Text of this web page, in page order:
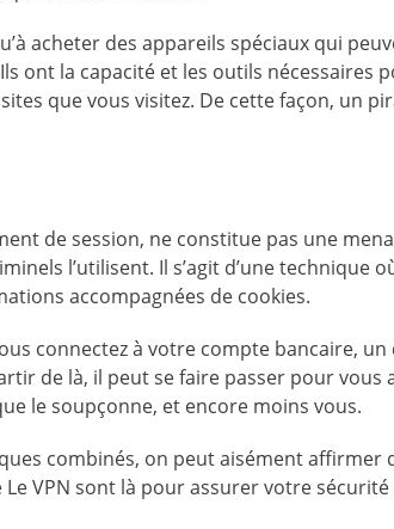
acheter des appareils spéciaux qui
ont la capacité et les outils nécessaires
que vous visitez. De cette façon, un
de session, ne constitue pas une
l’utilisent. Il s’agit d’une technique
accompagnées de cookies.
connectez à votre compte bancaire,
de là, il peut se faire passer pour
le soupçonne, et encore moins vous.
combinés, on peut aisément affirmer
VPN sont là pour assurer votre